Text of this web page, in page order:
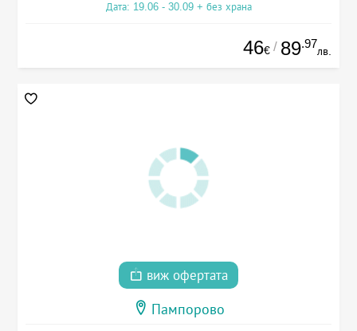
Дата: 19.06 - 30.09 + без храна
46€ / 89.97
лв.
виж офертата
Пампорово